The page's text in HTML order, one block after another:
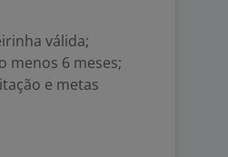
válida;
menos 6 meses;
e metas